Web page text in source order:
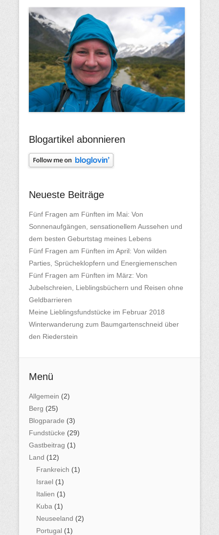
Blogartikel abonnieren
Neueste Beiträge
Fünf Fragen am Fünften im Mai: Von
Sonnenaufgängen, sensationellem Aussehen und
dem besten Geburtstag meines Lebens
Fünf Fragen am Fünften im April: Von wilden
Parties, Sprücheklopfern und Energiemenschen
Fünf Fragen am Fünften im März: Von
Jubelschreien, Lieblingsbüchern und Reisen ohne
Geldbarrieren
Meine Lieblingsfundstücke im Februar 2018
Winterwanderung zum Baumgartenschneid über
den Riederstein
Menü
Allgemein (2)
Berg (25)
Blogparade (3)
Fundstücke (29)
Gastbeitrag (1)
Land (12)
Frankreich (1)
Israel (1)
Italien (1)
Kuba (1)
Neuseeland (2)
Portugal (1)